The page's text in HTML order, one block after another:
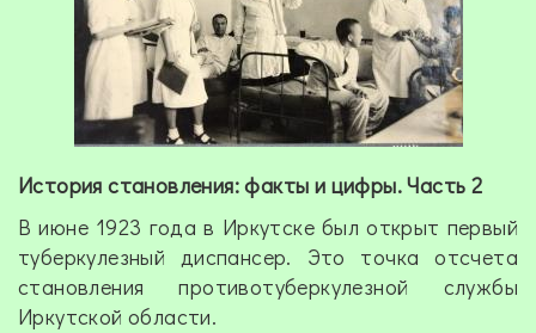
История становления: факты и цифры. Часть 2
В июне 1923 года в Иркутске был открыт первый
туберкулезный диспансер. Это точка отсчета
становления противотуберкулезной службы
Иркутской области.